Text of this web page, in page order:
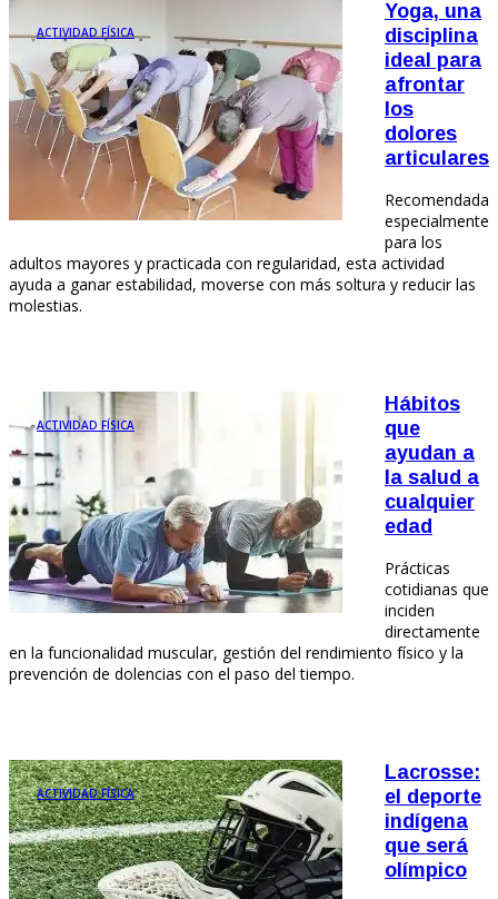
ACTIVIDAD FÍSICA
Yoga, una
disciplina
ideal para
afrontar
los
dolores
articulares
Recomendada
especialmente
para los
adultos mayores y practicada con regularidad, esta actividad
ayuda a ganar estabilidad, moverse con más soltura y reducir las
molestias.
ACTIVIDAD FÍSICA
Hábitos
que
ayudan a
la salud a
cualquier
edad
Prácticas
cotidianas que
inciden
directamente
en la funcionalidad muscular, gestión del rendimiento físico y la
prevención de dolencias con el paso del tiempo.
ACTIVIDAD FÍSICA
Lacrosse:
el deporte
indígena
que será
olímpico